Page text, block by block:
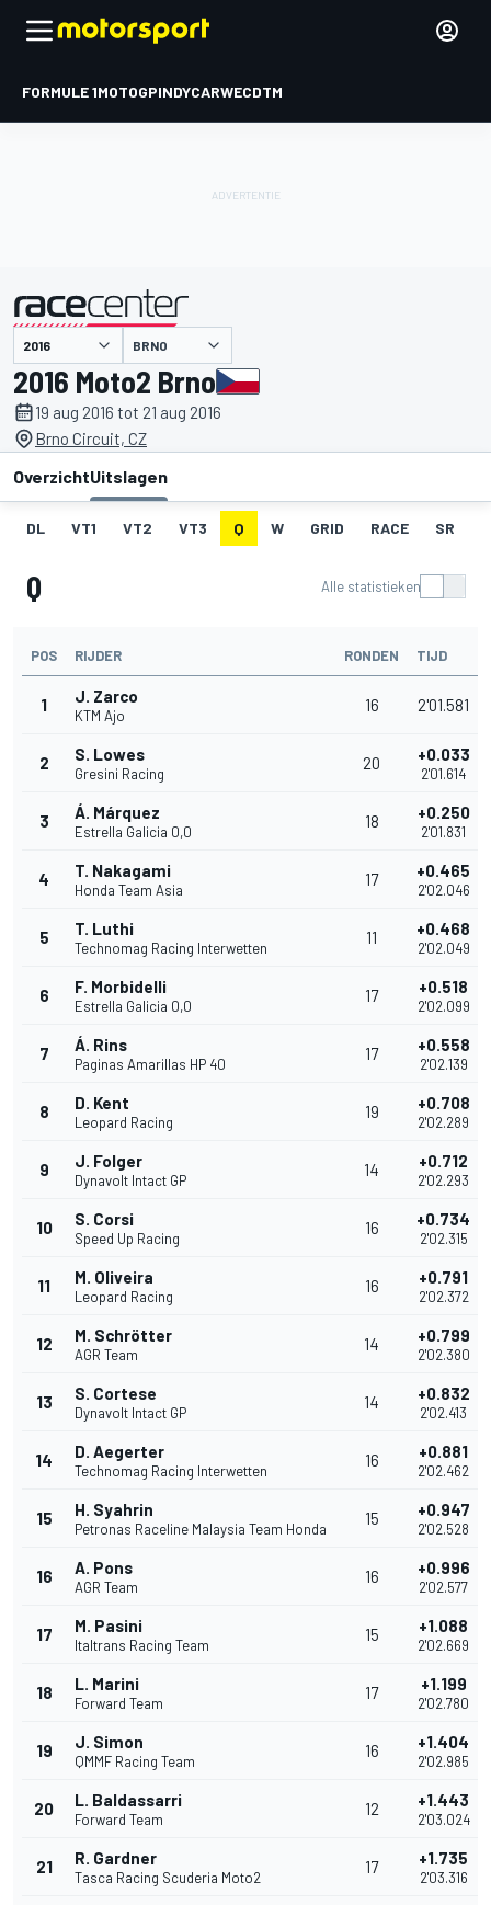
FORMULE 1MOTOGPINDYCARWECDTM
gepresenteerd door BRNO
2016 Moto2 Brno
19 aug 2016 tot 21 aug 2016
Brno Circuit, CZ
OverzichtUitslagen
DL VT1 VT2 VT3 Q W GRID RACE SR
Q Alle statistieken
POS RIJDER RONDEN TIJD
1 J. Zarco
KTM Ajo
16 2'01.581
2 S. Lowes
Gresini Racing
20 +0.033
2'01.614
3 Á. Márquez
Estrella Galicia 0,0
18 +0.250
2'01.831
4 T. Nakagami
Honda Team Asia
17 +0.465
2'02.046
5 T. Luthi
Technomag Racing Interwetten
11 +0.468
2'02.049
6 F. Morbidelli
Estrella Galicia 0,0
17 +0.518
2'02.099
7 Á. Rins
Paginas Amarillas HP 40
17 +0.558
2'02.139
8 D. Kent
Leopard Racing
19 +0.708
2'02.289
9 J. Folger
Dynavolt Intact GP
14 +0.712
2'02.293
10 S. Corsi
Speed Up Racing
16 +0.734
2'02.315
11 M. Oliveira
Leopard Racing
16 +0.791
2'02.372
12 M. Schrötter
AGR Team
14 +0.799
2'02.380
13 S. Cortese
Dynavolt Intact GP
14 +0.832
2'02.413
14 D. Aegerter
Technomag Racing Interwetten
16 +0.881
2'02.462
15 H. Syahrin
Petronas Raceline Malaysia Team Honda
15 +0.947
2'02.528
16 A. Pons
AGR Team
16 +0.996
2'02.577
17 M. Pasini
Italtrans Racing Team
15 +1.088
2'02.669
18 L. Marini
Forward Team
17 +1.199
2'02.780
19 J. Simon
QMMF Racing Team
16 +1.404
2'02.985
20 L. Baldassarri
Forward Team
12 +1.443
2'03.024
21 R. Gardner
Tasca Racing Scuderia Moto2
17 +1.735
2'03.316